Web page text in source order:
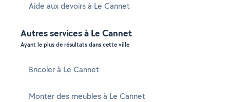
Aide aux devoirs à Le Cannet
Autres services à Le Cannet
Ayant le plus de résultats dans cette ville
Bricoler à Le Cannet
Monter des meubles à Le Cannet